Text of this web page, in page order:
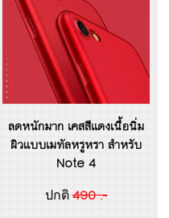
ลดหนักมาก เคสสีแดงเนื้อนิ่ม
ผิวแบบเมทัลหรูหรา สำหรับ
Note 4
ปกติ490 .-